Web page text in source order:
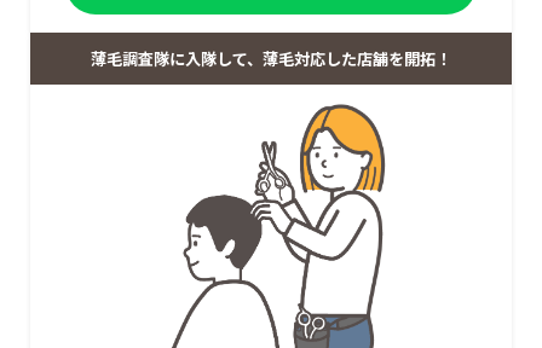
薄毛調査隊に入隊して、薄毛対応した店舗を開拓！